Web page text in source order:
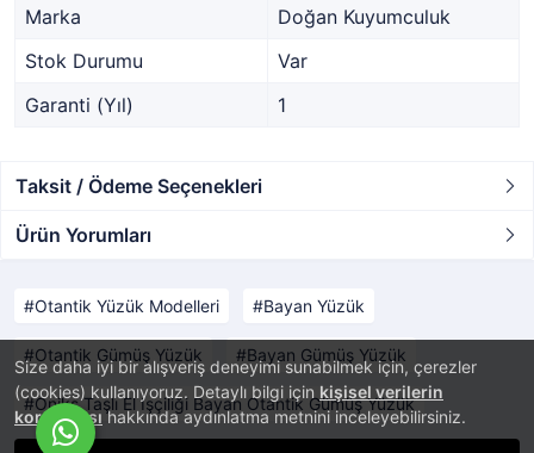
Size daha iyi bir alışveriş deneyimi sunabilmek için, çerezler
(cookies) kullanıyoruz. Detaylı bilgi için kişisel verilerin
korunmasıhakkında aydınlatma metnini inceleyebilirsiniz.
Marka
Doğan Kuyumculuk
Stok Durumu
Var
Garanti (Yıl)
1
Taksit / Ödeme Seçenekleri
Ürün Yorumları
Otantik Yüzük Modelleri Bayan Yüzük
Otantik Gümüş Yüzük Bayan Gümüş Yüzük
Oniks Taşlı El İşçiliği Bayan Otantik Gümüş Yüzük